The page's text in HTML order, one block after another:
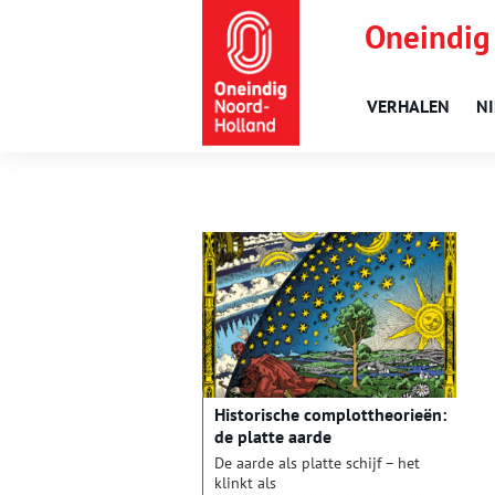
VERHALEN
Historische complottheorieën:
de platte aarde
De aarde als platte schijf – het
klinkt als